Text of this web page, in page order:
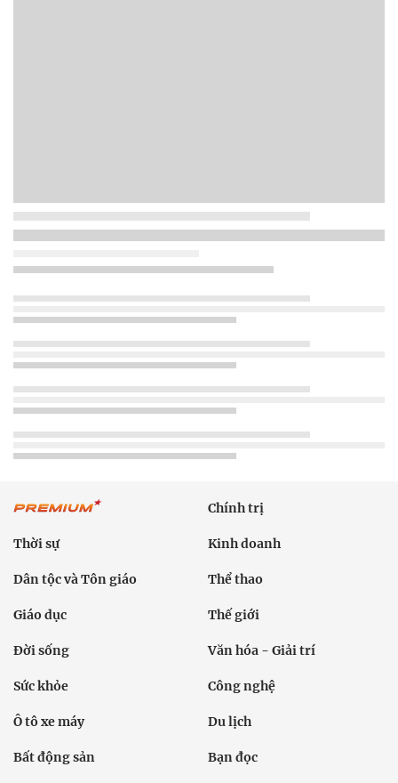
Chính trị
Thời sự Kinh doanh
Dân tộc và Tôn giáo Thể thao
Giáo dục Thế giới
Đời sống Văn hóa - Giải trí
Sức khỏe Công nghệ
Ô tô xe máy Du lịch
Bất động sản Bạn đọc